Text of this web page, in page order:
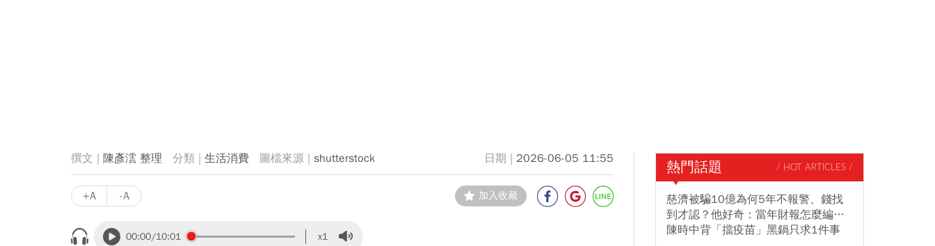
陳彥澐 整理 生活消費 shutterstock 2026-06-05 11:55
+A -A 加入收藏
00:00/10:01 x1
熱門話題 / HOT ARTICLES /
慈濟被騙10億為何5年不報警、錢找
到才認？他好奇：當年財報怎麼編…
陳時中背「擋疫苗」黑鍋只求1件事